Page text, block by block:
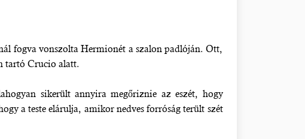
fogva vonszolta Hermionét a szalon padlóján. Ott,
tartó Crucio alatt.
sikerült annyira megőriznie az eszét, hogy
a teste elárulja, amikor nedves forróság terült szét